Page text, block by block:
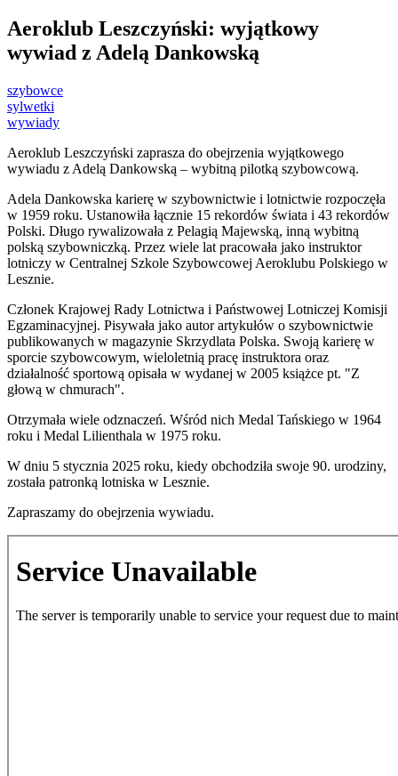
Aeroklub Leszczyński: wyjątkowy
wywiad z Adelą Dankowską
szybowce
sylwetki
wywiady
Aeroklub Leszczyński zaprasza do obejrzenia wyjątkowego
wywiadu z Adelą Dankowską – wybitną pilotką szybowcową.
Adela Dankowska karierę w szybownictwie i lotnictwie rozpoczęła
w 1959 roku. Ustanowiła łącznie 15 rekordów świata i 43 rekordów
Polski. Długo rywalizowała z Pelagią Majewską, inną wybitną
polską szybowniczką. Przez wiele lat pracowała jako instruktor
lotniczy w Centralnej Szkole Szybowcowej Aeroklubu Polskiego w
Lesznie.
Członek Krajowej Rady Lotnictwa i Państwowej Lotniczej Komisji
Egzaminacyjnej. Pisywała jako autor artykułów o szybownictwie
publikowanych w magazynie Skrzydlata Polska. Swoją karierę w
sporcie szybowcowym, wieloletnią pracę instruktora oraz
działalność sportową opisała w wydanej w 2005 książce pt. "Z
głową w chmurach".
Otrzymała wiele odznaczeń. Wśród nich Medal Tańskiego w 1964
roku i Medal Lilienthala w 1975 roku.
W dniu 5 stycznia 2025 roku, kiedy obchodziła swoje 90. urodziny,
została patronką lotniska w Lesznie.
Zapraszamy do obejrzenia wywiadu.